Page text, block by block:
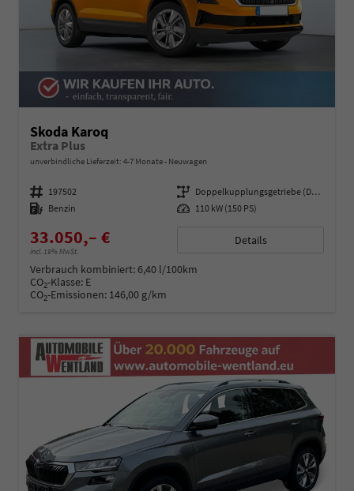
Skoda Karoq
Extra Plus
unverbindliche Lieferzeit: 4-7 Monate Neuwagen
Fahrzeugnummer 197502 Getriebe
Doppelkupplungsgetriebe (DSG)
Kraftstoff Benzin Leistung 110 kW (150 PS)
33.050,– €
incl. 19% MwSt.
Details
Verbrauch kombiniert:6,40 l/100km
CO2-Klasse: E
CO2-Emissionen: 146,00 g/km